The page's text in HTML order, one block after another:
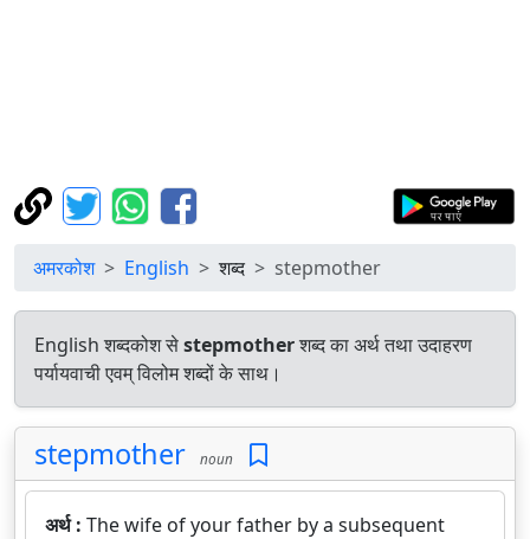
अमरकोश English शब्द stepmother
English शब्दकोश सेstepmotherशब्द का अर्थ तथा उदाहरण
पर्यायवाची एवम् विलोम शब्दों के साथ।
stepmother noun
अर्थ : The wife of your father by a subsequent